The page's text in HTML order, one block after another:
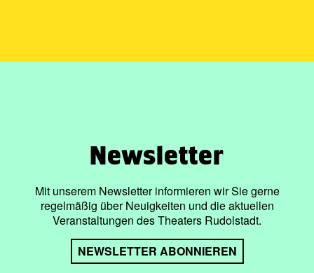
Newsletter
Mit unserem Newsletter informieren wir Sie gerne
regelmäßig über Neuigkeiten und die aktuellen
Veranstaltungen des Theaters Rudolstadt.
NEWSLETTER ABONNIEREN